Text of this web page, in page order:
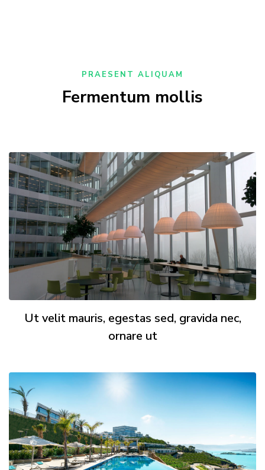
PRAESENT ALIQUAM
Fermentum mollis
Ut velit mauris, egestas sed, gravida nec,
ornare ut